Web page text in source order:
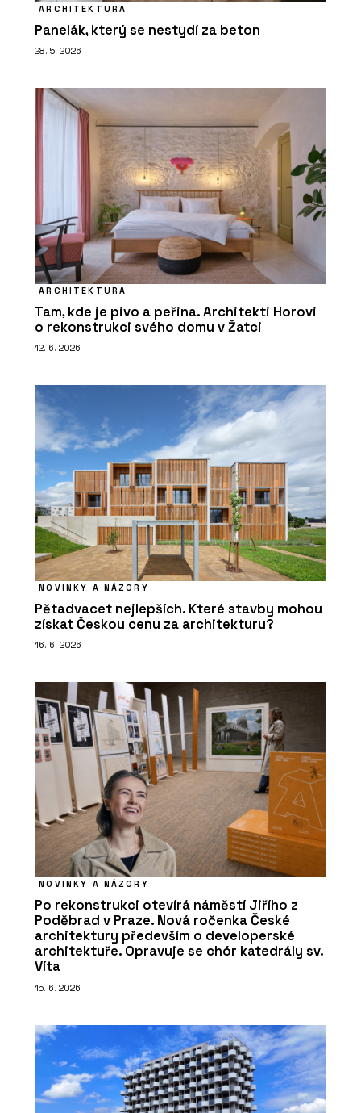
ARCHITEKTURA
Panelák, který se nestydí za beton
28. 5. 2026
ARCHITEKTURA
Tam, kde je pivo a peřina. Architekti Horovi
o rekonstrukci svého domu v Žatci
12. 6. 2026
NOVINKY A NÁZORY
Pětadvacet nejlepších. Které stavby mohou
získat Českou cenu za architekturu?
16. 6. 2026
NOVINKY A NÁZORY
Po rekonstrukci otevírá náměstí Jiřího z
Poděbrad v Praze. Nová ročenka České
architektury především o developerské
architektuře. Opravuje se chór katedrály sv.
Víta
15. 6. 2026